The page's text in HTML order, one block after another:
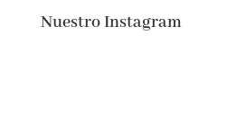
Nuestro Instagram